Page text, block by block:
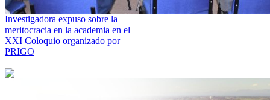
Investigadora expuso sobre la
meritocracia en la academia en el
XXI Coloquio organizado por
PRIGO